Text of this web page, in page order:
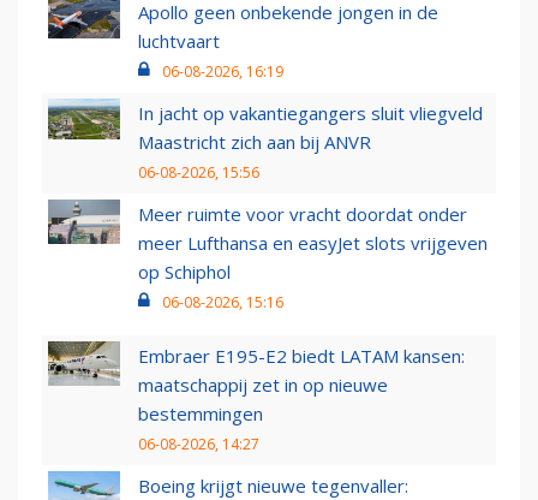
Apollo geen onbekende jongen in de
luchtvaart
06-08-2026, 16:19
In jacht op vakantiegangers sluit vliegveld
Maastricht zich aan bij ANVR
06-08-2026, 15:56
Meer ruimte voor vracht doordat onder
meer Lufthansa en easyJet slots vrijgeven
op Schiphol
06-08-2026, 15:16
Embraer E195-E2 biedt LATAM kansen:
maatschappij zet in op nieuwe
bestemmingen
06-08-2026, 14:27
Boeing krijgt nieuwe tegenvaller: